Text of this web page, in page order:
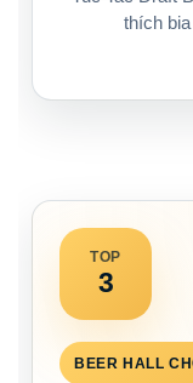
thích
TOP
3
BEER HALL